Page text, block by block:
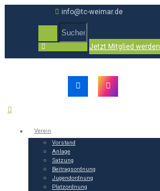
info@tc-weimar.de
Jetzt Mitglied werden
Verein
Vorstand
Anlage
Satzung
Beitragsordnung
Jugendordnung
Platzordnung